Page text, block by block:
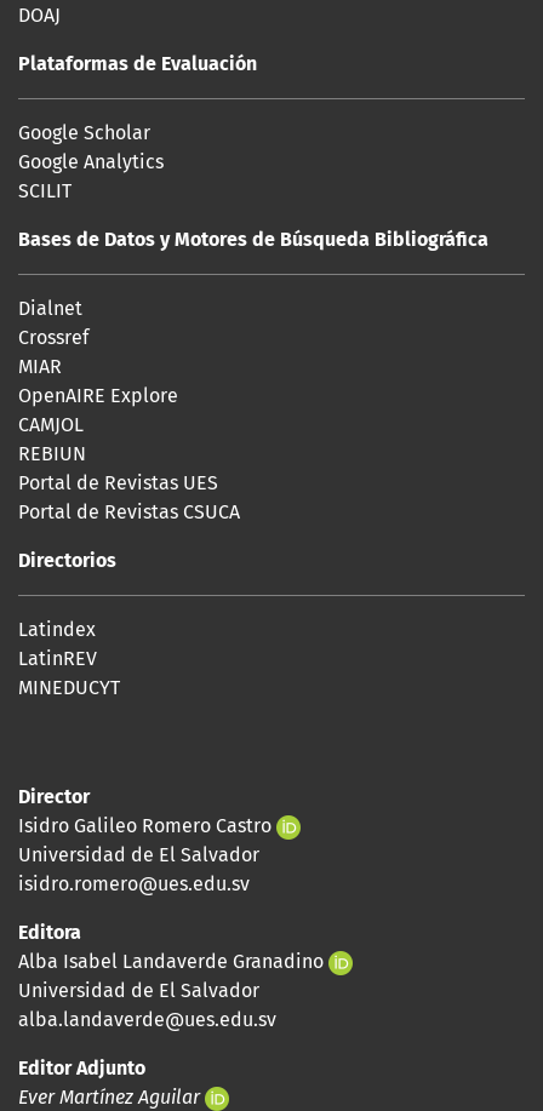
DOAJ
Plataformas de Evaluación
Google Scholar
Google Analytics
SCILIT
Bases de Datos y Motores de Búsqueda Bibliográfica
Dialnet
Crossref
MIAR
OpenAIRE Explore
CAMJOL
REBIUN
Portal de Revistas UES
Portal de Revistas CSUCA
Directorios
Latindex
LatinREV
MINEDUCYT
Director
Isidro Galileo Romero Castro
Universidad de El Salvador
isidro.romero@ues.edu.sv
Editora
Alba Isabel Landaverde Granadino
Universidad de El Salvador
alba.landaverde@ues.edu.sv
Editor Adjunto
Ever Martínez Aguilar